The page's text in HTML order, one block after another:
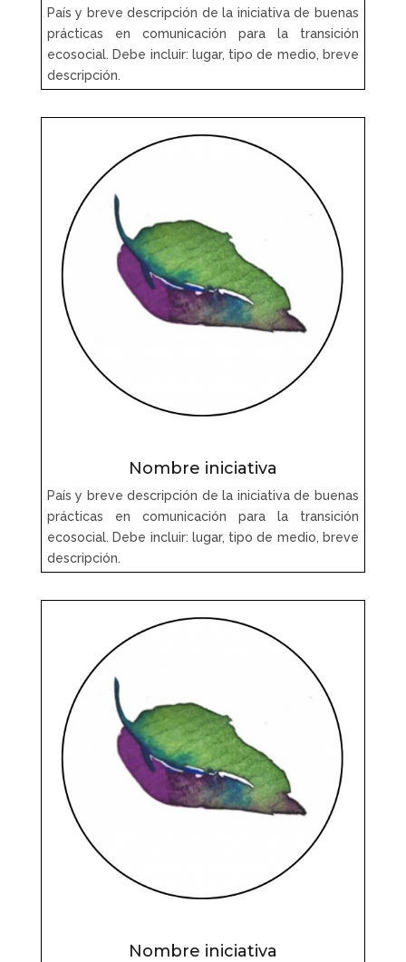
País y breve descripción de la iniciativa de buenas
prácticas en comunicación para la transición
ecosocial. Debe incluir: lugar, tipo de medio, breve
descripción.
Nombre iniciativa
País y breve descripción de la iniciativa de buenas
prácticas en comunicación para la transición
ecosocial. Debe incluir: lugar, tipo de medio, breve
descripción.
Nombre iniciativa